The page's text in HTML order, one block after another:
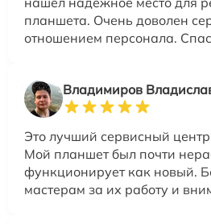
планшета. Очень доволен
отношением персонала.
Владимиров
Это лучший сервисный
Мой планшет был почти
функционирует как новый.
мастерам за их работу и